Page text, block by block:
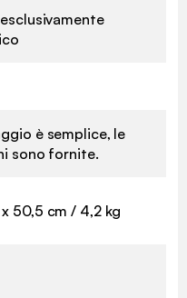
è semplice, le
sono fornite.
50,5 cm / 4,2 kg